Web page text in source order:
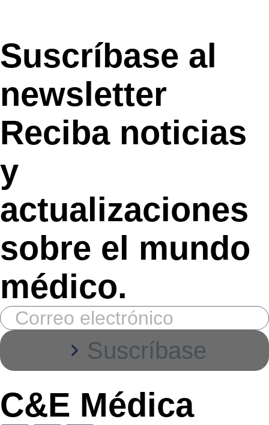
Suscríbase al
newsletter
Reciba noticias
y
actualizaciones
sobre el mundo
médico.
Suscríbase
C&E Médica